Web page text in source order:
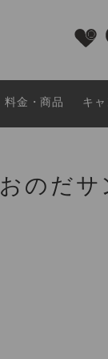
料金・商品 キ
おのだサ